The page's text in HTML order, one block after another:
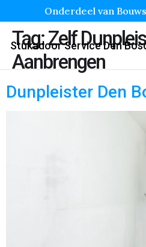
Onderdeel van
Stukadoor Service Den
Tag:Zelf
Aanbrengen
Dunpleister Den